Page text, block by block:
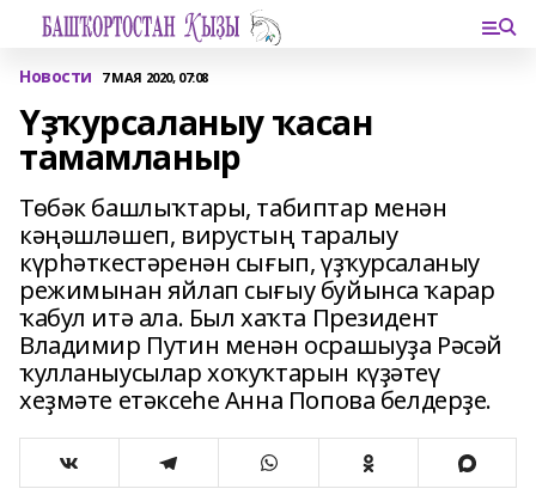
Новости 7 МАЯ 2020, 07:08
Үҙҡурсаланыу ҡасан
тамамланыр
Төбәк башлыҡтары, табиптар менән
кәңәшләшеп, вирустың таралыу
күрһәткестәренән сығып, үҙҡурсаланыу
режимынан яйлап сығыу буйынса ҡарар
ҡабул итә ала. Был хаҡта Президент
Владимир Путин менән осрашыуҙа Рәсәй
ҡулланыусылар хоҡуҡтарын күҙәтеү
хеҙмәте етәксеһе Анна Попова белдерҙе.